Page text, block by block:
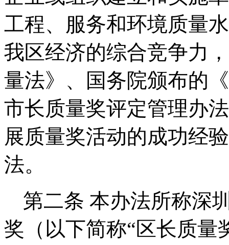
工程、服务和环境质量
我区经济的综合竞争力
量法》、国务院颁布的
市长质量奖评定管理办
展质量奖活动的成功经
法。
第二条 本办法所称深
奖（以下简称“区长质量